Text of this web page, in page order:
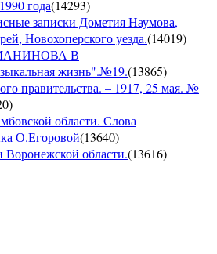
года(14293)
записки Дометия Наумова,
Новохоперского уезда.(14019)
В
жизнь".№19.(13865)
правительства. – 1917, 25 мая. №
)
области. Слова
О.Егоровой(13640)
Воронежской области.(13616)